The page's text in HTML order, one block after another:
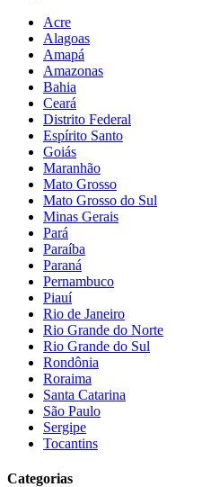
Acre
Alagoas
Amapá
Amazonas
Bahia
Ceará
Distrito Federal
Espírito Santo
Goiás
Maranhão
Mato Grosso
Mato Grosso do Sul
Minas Gerais
Pará
Paraíba
Paraná
Pernambuco
Piauí
Rio de Janeiro
Rio Grande do Norte
Rio Grande do Sul
Rondônia
Roraima
Santa Catarina
São Paulo
Sergipe
Tocantins
Categorias